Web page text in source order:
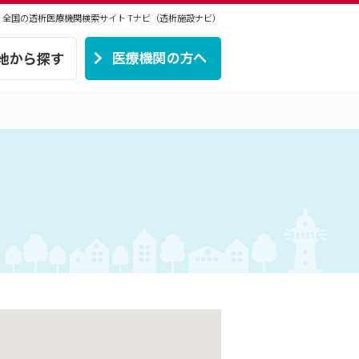
国の透析医療機関検索サイトTナビ（透析施設ナビ）